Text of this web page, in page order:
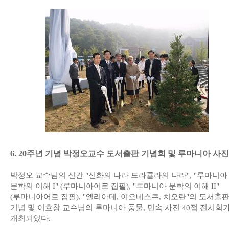
6. 20주년 기념 박정오교수 도서출판 기념회 및 루마니아 사
박정오 교수님의 신간 "신화의 나라 드라큘라의 나라", "루마니아
문학의 이해 I" (루마니아어로 집필), "루마니아 문학의 이해 II"
(루마니아어로 집필), "엘리아데, 이오네스쿠, 치오란"의 도서출판
기념 및 이호창 교수님의 루마니아 풍물, 민속 사진 40점 전시회
개최되었다.